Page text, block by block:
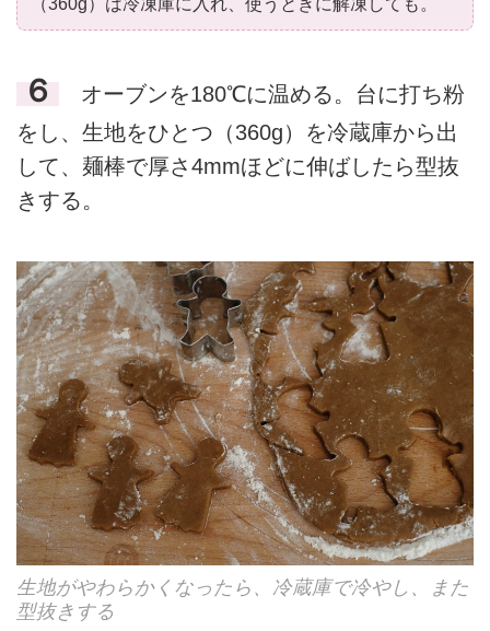
（360g）は冷凍庫に入れ、使うときに解凍しても。
６
オーブンを180℃に温める。台に打ち粉
をし、生地をひとつ（360g）を冷蔵庫から出
して、麺棒で厚さ4mmほどに伸ばしたら型抜
きする。
生地がやわらかくなったら、冷蔵庫で冷やし、また
型抜きする